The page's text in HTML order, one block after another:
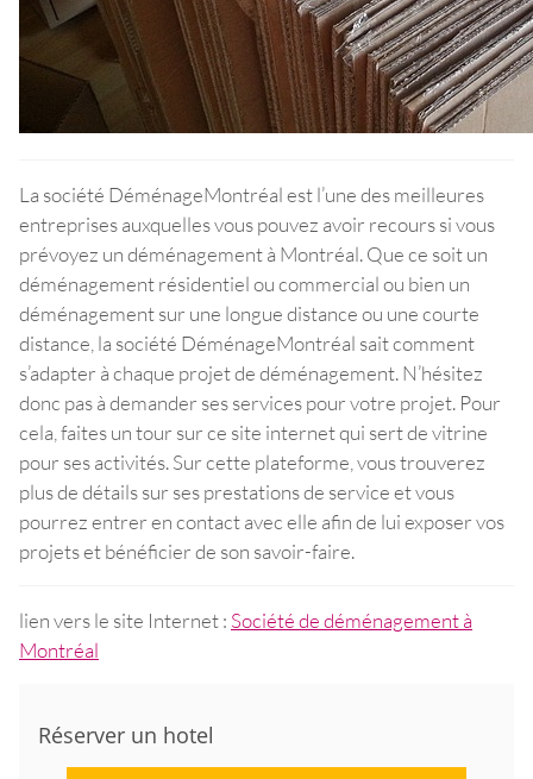
La société DéménageMontréal est l’une des meilleures
entreprises auxquelles vous pouvez avoir recours si vous
prévoyez un déménagement à Montréal. Que ce soit un
déménagement résidentiel ou commercial ou bien un
déménagement sur une longue distance ou une courte
distance, la société DéménageMontréal sait comment
s’adapter à chaque projet de déménagement. N’hésitez
donc pas à demander ses services pour votre projet. Pour
cela, faites un tour sur ce site internet qui sert de vitrine
pour ses activités. Sur cette plateforme, vous trouverez
plus de détails sur ses prestations de service et vous
pourrez entrer en contact avec elle afin de lui exposer vos
projets et bénéficier de son savoir-faire.
lien vers le site Internet : Société de déménagement à
Montréal
Réserver un hotel